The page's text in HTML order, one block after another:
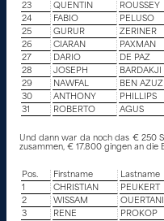
23
QUENTIN ROUSSEY
24
FABIO PELUSO
25
GURUR ZERINER
26
CIARAN PAXMAN
27
DARIO DE PAZ
28
JOSEPH BARDAKJI
29
NAWFAL BEN AZUZ
30
ANTHONY PHILLIPS
31
ROBERTO AGUS
Und dann war da noch das € 250
zusammen, € 17.800 gingen an die
Pos. Firstname Lastname
1
CHRISTIAN PEUKERT
2
WISSAM OUERTANI
3
RENE PROKOP